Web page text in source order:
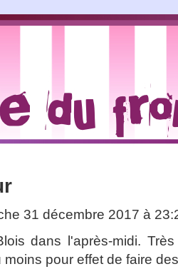
31 décembre 2017 à
dans l'après-midi.
pour effet de faire